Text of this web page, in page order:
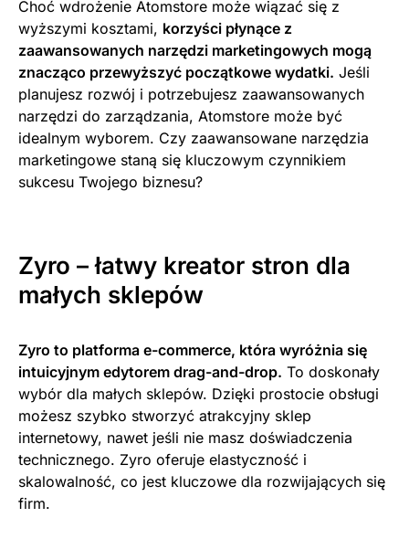
Choć wdrożenie Atomstore może wiązać się z
wyższymi kosztami, korzyści płynące z
zaawansowanych narzędzi marketingowych mogą
znacząco przewyższyć początkowe wydatki. Jeśli
planujesz rozwój i potrzebujesz zaawansowanych
narzędzi do zarządzania, Atomstore może być
idealnym wyborem. Czy zaawansowane narzędzia
marketingowe staną się kluczowym czynnikiem
sukcesu Twojego biznesu?
Zyro – łatwy kreator stron dla
małych sklepów
Zyro to platforma e-commerce, która wyróżnia się
intuicyjnym edytorem drag-and-drop. To doskonały
wybór dla małych sklepów. Dzięki prostocie obsługi
możesz szybko stworzyć atrakcyjny sklep
internetowy, nawet jeśli nie masz doświadczenia
technicznego. Zyro oferuje elastyczność i
skalowalność, co jest kluczowe dla rozwijających się
firm.